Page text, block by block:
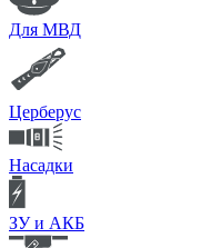
Для МВД
Церберус
Насадки
ЗУ и АКБ